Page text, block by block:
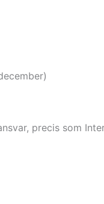
precis som